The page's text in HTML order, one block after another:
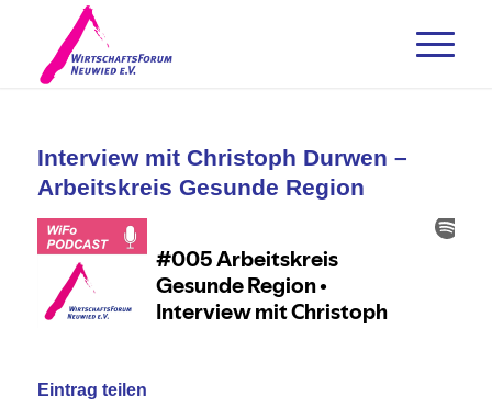
Interview mit Christoph Durwen –
Arbeitskreis Gesunde Region
Eintrag teilen